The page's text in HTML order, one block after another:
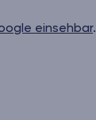
einsehbar.